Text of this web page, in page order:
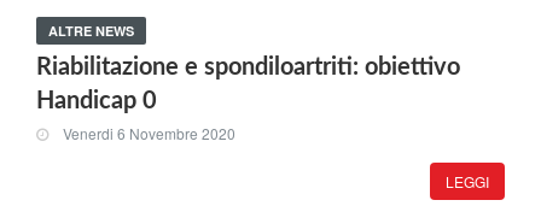
ALTRE NEWS
Riabilitazione e spondiloartriti: obiettivo
Handicap 0
Venerdi 6 Novembre 2020
LEGGI